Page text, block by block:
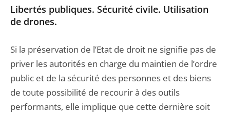
Libertés publiques. Sécurité civile. Utilisation
de drones.
Si la préservation de l’Etat de droit ne signifie pas de
priver les autorités en charge du maintien de l’ordre
public et de la sécurité des personnes et des biens
de toute possibilité de recourir à des outils
performants, elle implique que cette dernière soit